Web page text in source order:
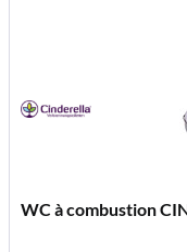
WC à combustion